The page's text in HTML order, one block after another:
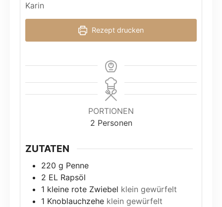
Karin
Rezept drucken
PORTIONEN
2 Personen
ZUTATEN
220 g Penne
2 EL Rapsöl
1 kleine rote Zwiebel klein gewürfelt
1 Knoblauchzehe klein gewürfelt